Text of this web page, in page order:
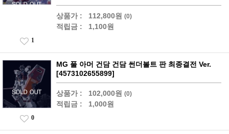
상품가 : 112,800원 (0)
적립금 : 1,100원
1
MG 풀 아머 건담 건담 썬더볼트 판 최종결전 Ver.
[4573102655899]
상품가 : 102,000원 (0)
적립금 : 1,000원
0